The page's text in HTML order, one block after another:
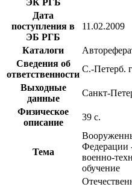
Дата
поступления в
ЭБ РГБ
11.02.2009
Каталоги
Сведения об
ответственности
С.-Петерб.
Выходные
данные
Санкт-
Физическое
описание
39 с.
Тема
Федерации
военно-
обучение